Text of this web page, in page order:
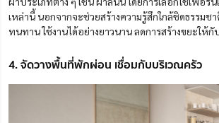
เหล่านี้ นอกจากจะช่วยสร้างความรู้สึกใกล้ชิดธรรมชา
ทนทาน ใช้งานได้อย่างยาวนาน ลดการสร้างขยะให้กั
4. จัดวางพื้นที่พักผ่อน เชื่อมกับบริเวณครัว